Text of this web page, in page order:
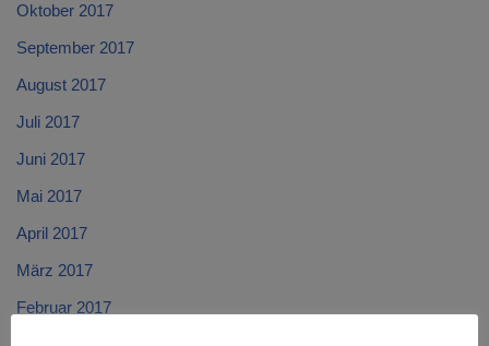
Oktober 2017
September 2017
August 2017
Juli 2017
Juni 2017
Mai 2017
April 2017
März 2017
Februar 2017